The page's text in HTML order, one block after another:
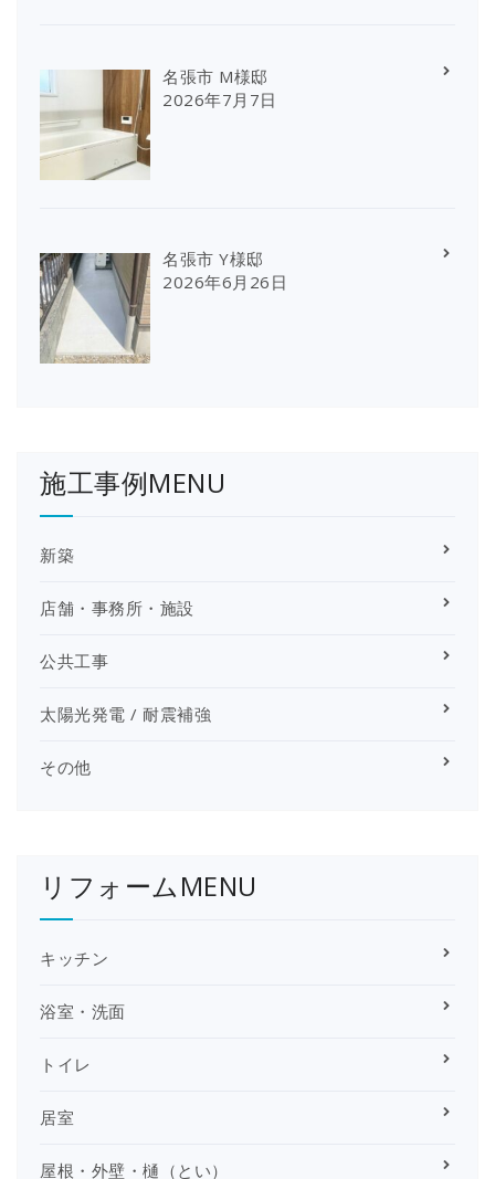
名張市 M様邸
2026年7月7日
名張市 Y様邸
2026年6月26日
施工事例MENU
新築
店舗・事務所・施設
公共工事
太陽光発電 / 耐震補強
その他
リフォームMENU
キッチン
浴室・洗面
トイレ
居室
屋根・外壁・樋（とい）